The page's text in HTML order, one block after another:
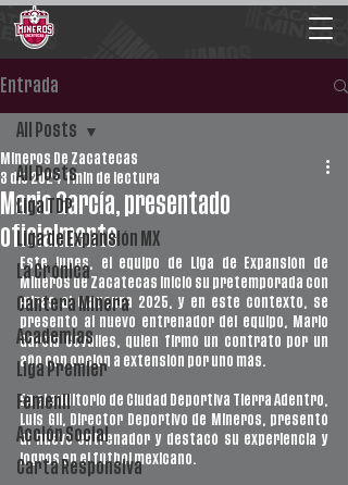
Entrada
All Posts
Liga TDP
Liga de Expansión MX
La Crónica
Cantera Minera
Academias
Liga Premier
Femenil
Acción Social
Carta Responsiva
All Posts
Mario García, presentado
oficialmente
Mineros De Zacatecas
3 dic 2024 1 min de lectura
Este lunes, el equipo de Liga de Expansión de
Mineros de Zacatecas inició su pretemporada con
miras al Clausura 2025, y en este contexto, se
presentó al nuevo entrenador del equipo, Mario
García Covalles, quien firmó un contrato por un
año con opción a extensión por uno más.
En el auditorio de Ciudad Deportiva Tierra Adentro,
Luis Gil, Director Deportivo de Mineros, presentó
al nuevo entrenador y destacó su experiencia y
logros en el fútbol mexicano.